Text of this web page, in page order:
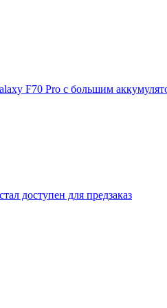
F70 Pro с большим
доступен для предзаказ